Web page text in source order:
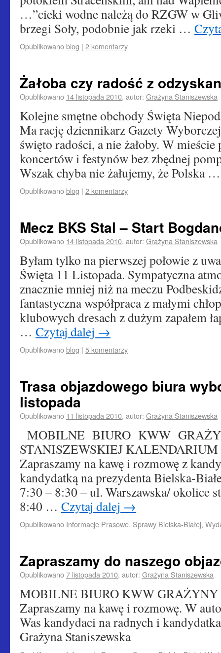
…”cieki wodne należą do RZGW w
brzegi Soły, podobnie jak rzeki …
Opublikowanoblog | 2 komentarzy
Żałoba czy radość z
Opublikowano 14 listopada 2010, autor: Grażyna Staniszewska
Kolejne smętne obchody Święta
Ma rację dziennikarz Gazety
święto radości, a nie żałoby. W mieście
koncertów i festynów bez zbędnej
Wszak chyba nie żałujemy, że Polska
Opublikowanoblog | 2 komentarzy
Mecz BKS Stal – Start
Opublikowano 14 listopada 2010, autor: Grażyna Staniszewska
Byłam tylko na pierwszej połowie z
Święta 11 Listopada. Sympatyczna
znacznie mniej niż na meczu
fantastyczna współpraca z małymi
klubowych dresach z dużym zapałem
… Czytaj dalej →
Opublikowanoblog | 5 komentarzy
Trasa objazdowego biura
listopada
Opublikowano 11 listopada 2010, autor: Grażyna Staniszewska
MOBILNE BIURO KWW
STANISZEWSKIEJ
Zapraszamy na kawę i rozmowę z
kandydatką na prezydenta Bielska-
7:30 – 8:30 – ul. Warszawska/ okolice
8:40 … Czytaj dalej →
Opublikowano Informacje Prasowe, Sprawy Bielska-Białej,
Zapraszamy do naszego
Opublikowano7 listopada 2010, autor: Grażyna Staniszewska
MOBILNE BIURO KWW GRAŻYNY
Zapraszamy na kawę i rozmowę. W
Was kandydaci na radnych i
Grażyna Staniszewska